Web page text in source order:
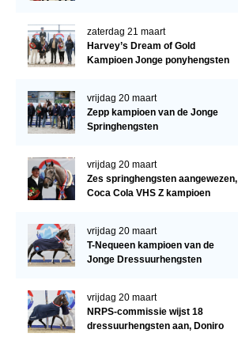
Regio Zuid
Bestuur Regio Zuid
KALENDER
ACCOUNT AANMAKEN
zaterdag 21 maart
Harvey’s Dream of Gold
Kampioen Jonge ponyhengsten
vrijdag 20 maart
Zepp kampioen van de Jonge
Springhengsten
vrijdag 20 maart
Zes springhengsten aangewezen,
Coca Cola VHS Z kampioen
vrijdag 20 maart
T-Nequeen kampioen van de
Jonge Dressuurhengsten
vrijdag 20 maart
NRPS-commissie wijst 18
dressuurhengsten aan, Doniro